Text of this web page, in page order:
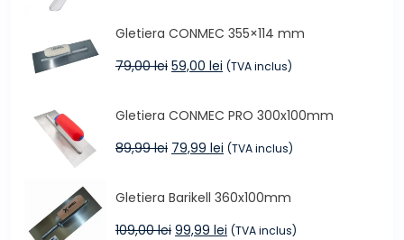
4.299,00 lei
până
Gletiera CONMEC 355×114 mm
79,00lei Prețul
fost:
79,00 lei.
59,00 lei Prețul
59,00 lei.
(TVA inclus)
Gletiera CONMEC PRO 300x100mm
89,99lei Prețul
fost:
89,99 lei.
79,99 lei Prețul
79,99 lei.
(TVA inclus)
Gletiera Barikell 360x100mm
109,00lei Prețul
99,99 lei Prețul
(TVA inclus)